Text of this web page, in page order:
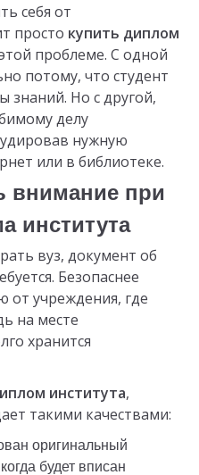
себя от
просто купить диплом
проблеме. С одной
потому, что студент
знаний. Но с другой,
делу
нужную
или в библиотеке.
внимание при
института
вуз, документ об
Безопаснее
от учреждения, где
на месте
хранится
института,
такими качествами:
будет вписан